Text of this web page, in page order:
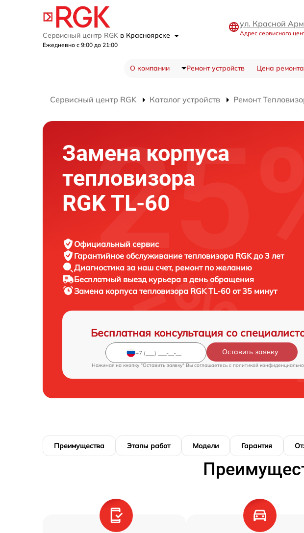
Сервисный центр RGK в Красноярске
Ежедневно с 9:00 до 21:00
ул. Красной
Адрес сервисного
О компании Ремонт устройств Цена ремонта
Сервисный центр RGK Каталог устройств Ремонт
Замена корпуса
тепловизора
RGK TL-60
Официальный сервис
Гарантийное обслуживание тепловизора RGK до 3 лет
Диагностика за наш счет, ремонт по желанию
Бесплатный выезд курьера в день обращения
Замена корпуса тепловизора RGK TL-60 от 35 минут
Бесплатная консультация со
Оставить заявку
Нажимая на кнопку "Оставить заявку" Вы соглашаетесь c политикой
Преимущества Этапы работ Модели Гарантия